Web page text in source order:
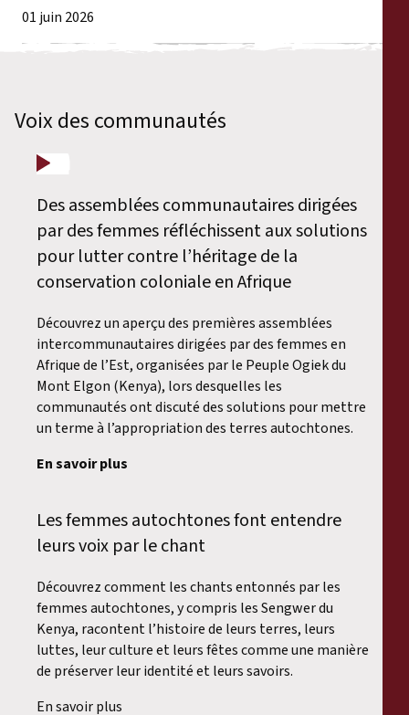
01 juin 2026
Voix des communautés
Des assemblées communautaires dirigées
par des femmes réfléchissent aux solutions
pour lutter contre l’héritage de la
conservation coloniale en Afrique
Découvrez un aperçu des premières assemblées
intercommunautaires dirigées par des femmes en
Afrique de l’Est, organisées par le Peuple Ogiek du
Mont Elgon (Kenya), lors desquelles les
communautés ont discuté des solutions pour mettre
un terme à l’appropriation des terres autochtones.
En savoir plus
Les femmes autochtones font entendre
leurs voix par le chant
Découvrez comment les chants entonnés par les
femmes autochtones, y compris les Sengwer du
Kenya, racontent l’histoire de leurs terres, leurs
luttes, leur culture et leurs fêtes comme une manière
de préserver leur identité et leurs savoirs.
En savoir plus